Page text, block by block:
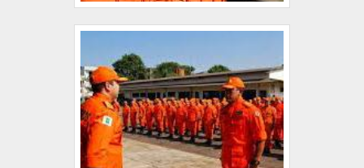
segura quando se trata do segmento de prevenção
de incêndios. O foco é oferecer sempre a melhor
opção para o cliente final. Na organização é
possível encontrar uma equipe com colaboradores
proativos, que esperam seu contato para melhor
atender. QUALIDADES E PONTOS FORTES DA